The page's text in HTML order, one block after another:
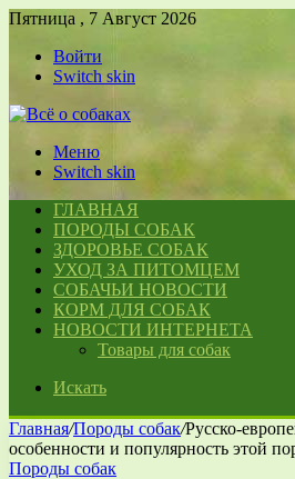
Пятница , 7 Август 2026
Войти
Switch skin
Меню
Switch skin
ГЛАВНАЯ
ПОРОДЫ СОБАК
ЗДОРОВЬЕ СОБАК
УХОД ЗА ПИТОМЦЕМ
СОБАЧЬИ НОВОСТИ
КОРМ ДЛЯ СОБАК
НОВОСТИ ИНТЕРНЕТА
Товары для собак
Искать
Главная/Породы собак/Русско-
особенности и популярность этой
Породы собак